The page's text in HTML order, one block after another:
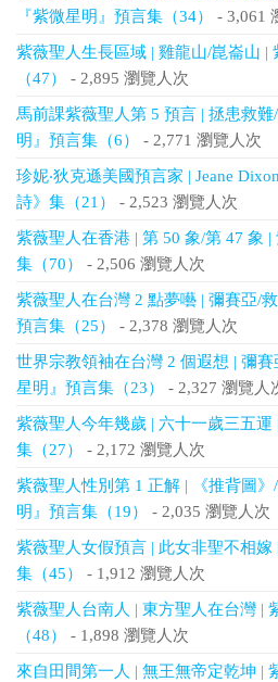
『紫微星明』預言集（34）
- 3,061
紫薇聖人生長區域 | 雞龍山/崑崙山 |
（47）
- 2,895 瀏覽人次
馬前課紫薇聖人第 5 預言 | 拯患救
明』預言集（6）
- 2,771 瀏覽人次
珍妮‧狄克遜美國預言家 | Jeane
詩》集（21）
- 2,523 瀏覽人次
紫薇聖人在香港 | 第 50 象/第 47 象
集（70）
- 2,506 瀏覽人次
紫薇聖人在台灣 2 點夢囈 | 彌賽亞/
預言集（25）
- 2,378 瀏覽人次
世界宗教領袖在台灣 2 個遐想 | 彌賽
星明』預言集（23）
- 2,327 瀏覽人
紫薇聖人今年幾歲 | 六十一歲三五
集（27）
- 2,172 瀏覽人次
紫薇聖人性別第 1 正解 | 《推背圖
明』預言集（19）
- 2,035 瀏覽人次
紫薇聖人女假預言 | 此女非聖不相
集（45）
- 1,912 瀏覽人次
紫薇聖人台南人 | 東方聖人在台灣 |
（48）
- 1,898 瀏覽人次
來自田間第一人 | 無王無帝定乾坤 |